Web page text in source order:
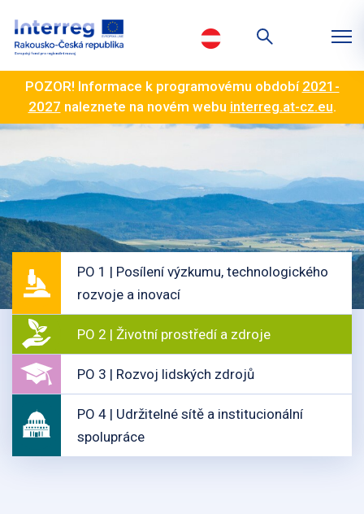
POZOR! Informace k programovému období 2021-
2027 naleznete na novém webu interreg.at-cz.eu.
PO 1 | Posílení výzkumu, technologického
rozvoje a inovací
PO 2 | Životní prostředí a zdroje
PO 3 | Rozvoj lidských zdrojů
PO 4 | Udržitelné sítě a institucionální
spolupráce